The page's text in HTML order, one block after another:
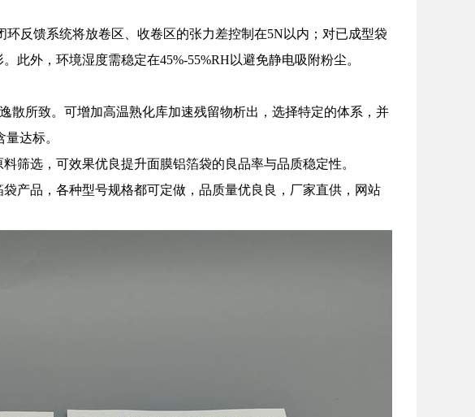
反馈系统将放卷区、收卷区的张力差控制在5N以内；对已成型袋
此外，环境湿度需稳定在45%-55%RH以避免静电吸附粉尘。
散所致。可增加高温熟化库加速残留物析出，选择特定的体系，并
达标。
筛选，可效果优良提升面膜铝箔袋的良品率与品质稳定性。
产品，各种型号规格都可定做，品质量优良良，厂家直供，网站